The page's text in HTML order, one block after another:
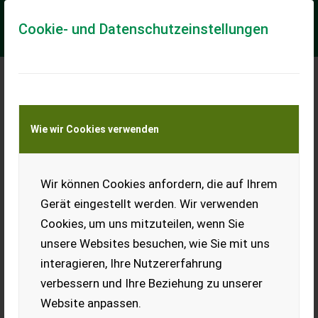
Cookie- und Datenschutzeinstellungen
Wie wir Cookies verwenden
Wir können Cookies anfordern, die auf Ihrem
Gerät eingestellt werden. Wir verwenden
Cookies, um uns mitzuteilen, wenn Sie
unsere Websites besuchen, wie Sie mit uns
interagieren, Ihre Nutzererfahrung
verbessern und Ihre Beziehung zu unserer
Website anpassen.
Meine Transportkostenanfrage
Transport von Land- und Baumaschinen –
KEINE Tiertransporte
SOMA Palettengabel PG 120
Soma Palettengabel PG 120, robuster Rahmen mit 1600 kg
Tragkraft, verstellbare Palettenzinken mit 120 cm Länge,
Euro- und 3-Punkt-Aufnahme, option...
EUR 1.150 inkl. 20 % MwSt.